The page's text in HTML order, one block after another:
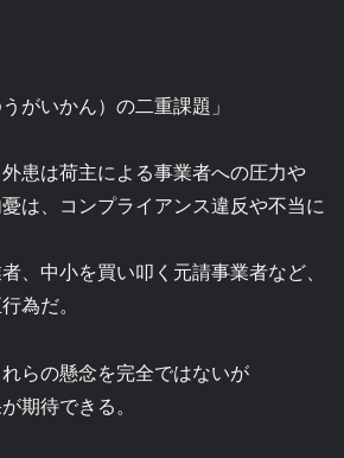
がいかん）の二重課題」
患は荷主による事業者への圧力や
は、コンプライアンス違反や不当に
、中小を買い叩く元請事業者など、
為だ。
らの懸念を完全ではないが
期待できる。